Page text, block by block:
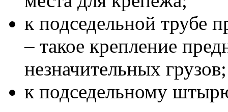
к подседельной трубе
– такое крепление
незначительных грузов;
к подседельному